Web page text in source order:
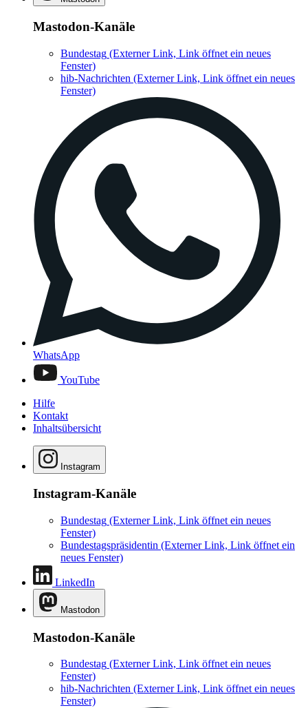
Mastodon-Kanäle
Bundestag (Externer Link, Link öffnet ein neues
Fenster)
hib-Nachrichten (Externer Link, Link öffnet ein neues
Fenster)
WhatsApp
YouTube
Hilfe
Kontakt
Inhaltsübersicht
Instagram
Instagram-Kanäle
Bundestag (Externer Link, Link öffnet ein neues
Fenster)
Bundestagspräsidentin (Externer Link, Link öffnet ein
neues Fenster)
LinkedIn
Mastodon
Mastodon-Kanäle
Bundestag (Externer Link, Link öffnet ein neues
Fenster)
hib-Nachrichten (Externer Link, Link öffnet ein neues
Fenster)